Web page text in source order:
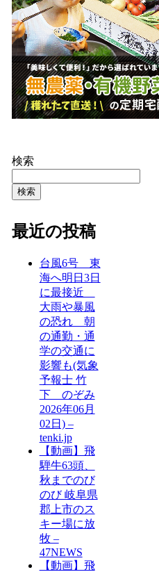
検索
検索
最近の投稿
台風6号 東
海へ明日3日
に最接近
大雨や暴風
の恐れ 朝
の通勤・通
学の交通に
影響も(気象
予報士 竹
下 のぞみ
2026年06月
02日) –
tenki.jp
【動画】飛
騨牛63頭、
秋までのび
のび 岐阜県
郡上市のス
キー場に放
牧 –
47NEWS
【動画】飛